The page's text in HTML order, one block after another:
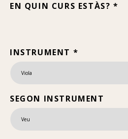
EN QUIN CURS ESTÀS? *
INSTRUMENT *
SEGON INSTRUMENT